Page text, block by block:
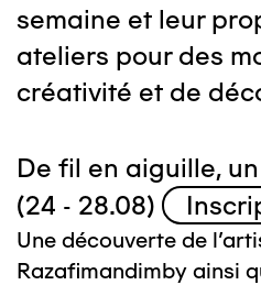
semaine et leur
ateliers pour des
créativité et de
De fil en aiguille,
(24 - 28.08)
Une découverte de
Razafimandimby ainsi